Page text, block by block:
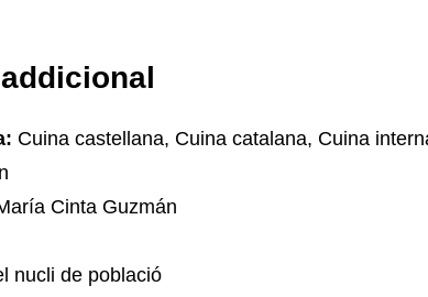
Cuina castellana, Cuina catalana, Cuina
Cinta Guzmán
nucli de població